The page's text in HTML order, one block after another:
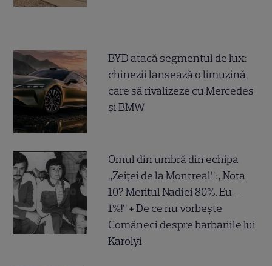
BYD atacă segmentul de lux:
chinezii lansează o limuzină
care să rivalizeze cu Mercedes
și BMW
Omul din umbră din echipa
„Zeiței de la Montreal”: „Nota
10? Meritul Nadiei 80%. Eu –
1%!” + De ce nu vorbește
Comăneci despre barbariile lui
Karolyi